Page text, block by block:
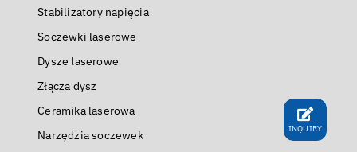
Stabilizatory napięcia
Soczewki laserowe
Dysze laserowe
Złącza dysz
Ceramika laserowa
Narzędzia soczewek
INQUIRY